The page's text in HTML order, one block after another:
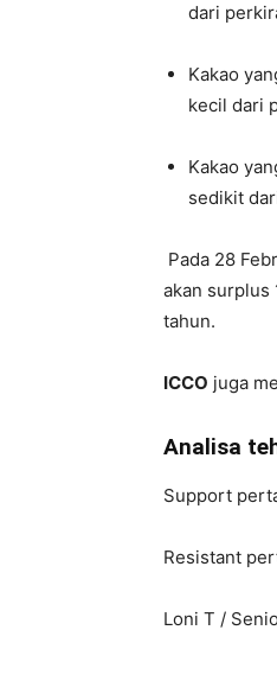
dari
Kakao
kecil dari
Kakao
sedikit
Pada 28
akan surplus
tahun.
ICCO juga
Analisa
Support
Resistant
Loni T /